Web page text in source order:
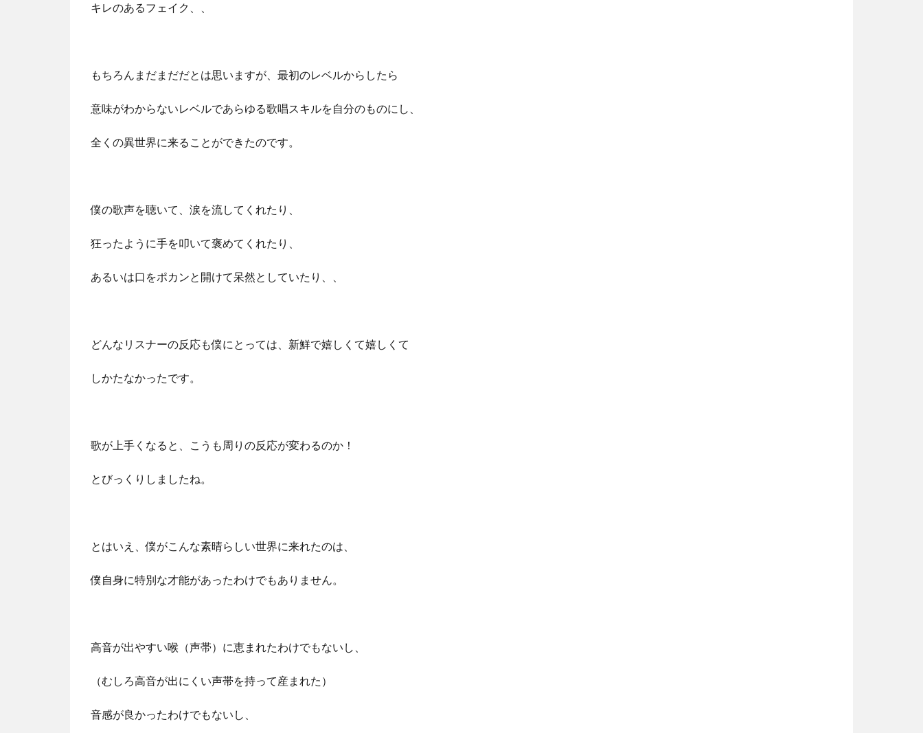
キレのあるフェイク、、
もちろんまだまだだとは思いますが、最初のレベルからしたら
意味がわからないレベルであらゆる歌唱スキルを自分のものにし、
全くの異世界に来ることができたのです。
僕の歌声を聴いて、涙を流してくれたり、
狂ったように手を叩いて褒めてくれたり、
あるいは口をポカンと開けて呆然としていたり、、
どんなリスナーの反応も僕にとっては、新鮮で嬉しくて嬉しくて
しかたなかったです。
歌が上手くなると、こうも周りの反応が変わるのか！
とびっくりしましたね。
とはいえ、僕がこんな素晴らしい世界に来れたのは、
僕自身に特別な才能があったわけでもありません。
高音が出やすい喉（声帯）に恵まれたわけでもないし、
（むしろ高音が出にくい声帯を持って産まれた）
音感が良かったわけでもないし、